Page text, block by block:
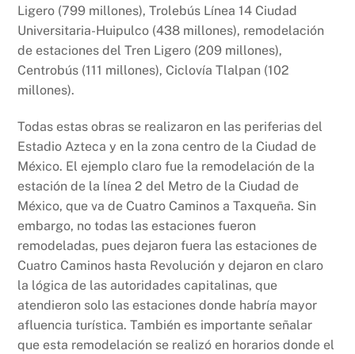
Ligero (799 millones), Trolebús Línea 14 Ciudad
Universitaria-Huipulco (438 millones), remodelación
de estaciones del Tren Ligero (209 millones),
Centrobús (111 millones), Ciclovía Tlalpan (102
millones).
Todas estas obras se realizaron en las periferias del
Estadio Azteca y en la zona centro de la Ciudad de
México. El ejemplo claro fue la remodelación de la
estación de la línea 2 del Metro de la Ciudad de
México, que va de Cuatro Caminos a Taxqueña. Sin
embargo, no todas las estaciones fueron
remodeladas, pues dejaron fuera las estaciones de
Cuatro Caminos hasta Revolución y dejaron en claro
la lógica de las autoridades capitalinas, que
atendieron solo las estaciones donde habría mayor
afluencia turística. También es importante señalar
que esta remodelación se realizó en horarios donde el